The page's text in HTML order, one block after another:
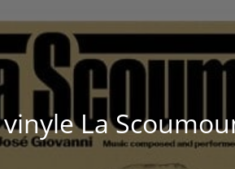
La